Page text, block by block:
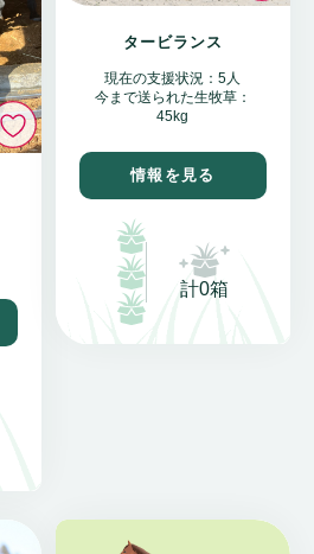
いいね
タービランス
現在の支援状況：5人
今まで送られた生牧草：
45kg
情報を見る
計0箱